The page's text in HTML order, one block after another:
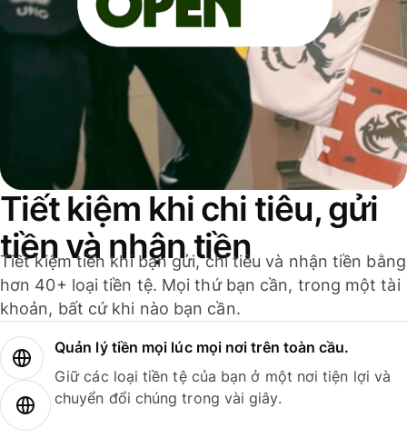
Tiết kiệm khi chi tiêu, gửi
tiền và nhận tiền
Tiết kiệm tiền khi bạn gửi, chi tiêu và nhận tiền bằng
hơn 40+ loại tiền tệ. Mọi thứ bạn cần, trong một tài
khoản, bất cứ khi nào bạn cần.
Quản lý tiền mọi lúc mọi nơi trên toàn cầu.
Giữ các loại tiền tệ của bạn ở một nơi tiện lợi và
chuyển đổi chúng trong vài giây.